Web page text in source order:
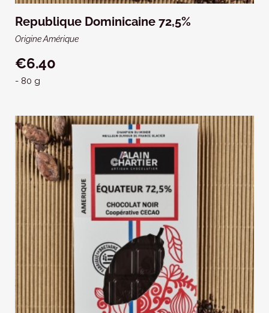
Republique Dominicaine 72,5%
Origine Amérique
€6.40
- 80 g